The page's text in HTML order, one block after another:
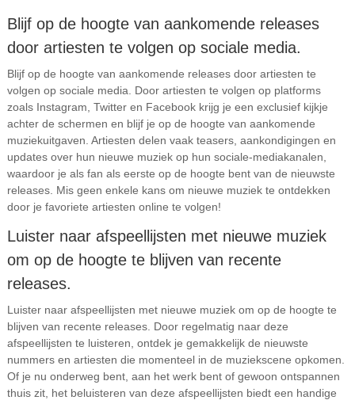
Blijf op de hoogte van aankomende releases
door artiesten te volgen op sociale media.
Blijf op de hoogte van aankomende releases door artiesten te
volgen op sociale media. Door artiesten te volgen op platforms
zoals Instagram, Twitter en Facebook krijg je een exclusief kijkje
achter de schermen en blijf je op de hoogte van aankomende
muziekuitgaven. Artiesten delen vaak teasers, aankondigingen en
updates over hun nieuwe muziek op hun sociale-mediakanalen,
waardoor je als fan als eerste op de hoogte bent van de nieuwste
releases. Mis geen enkele kans om nieuwe muziek te ontdekken
door je favoriete artiesten online te volgen!
Luister naar afspeellijsten met nieuwe muziek
om op de hoogte te blijven van recente
releases.
Luister naar afspeellijsten met nieuwe muziek om op de hoogte te
blijven van recente releases. Door regelmatig naar deze
afspeellijsten te luisteren, ontdek je gemakkelijk de nieuwste
nummers en artiesten die momenteel in de muziekscene opkomen.
Of je nu onderweg bent, aan het werk bent of gewoon ontspannen
thuis zit, het beluisteren van deze afspeellijsten biedt een handige